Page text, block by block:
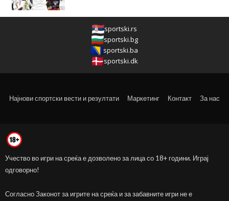
sportski.rs
sportski.bg
sportski.ba
sportski.dk
Најнови спортски вести и резултати Маркетинг Контакт За нас
Учество во игри на среќа е дозволено за лица со 18+ години. Играј
одговорно!
Согласно Законот за игрите на среќа и за забавните игри не е